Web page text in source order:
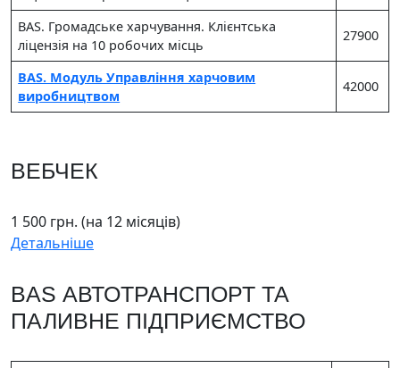
BAS. Громадське харчування. Клієнтська
ліцензія на 10 робочих місць
27900
BAS. Модуль Управління харчовим
виробництвом
42000
ВЕБЧЕК
1 500 грн. (на 12 місяців)
Детальніше
BAS АВТОТРАНСПОРТ ТА
ПАЛИВНЕ ПІДПРИЄМСТВО